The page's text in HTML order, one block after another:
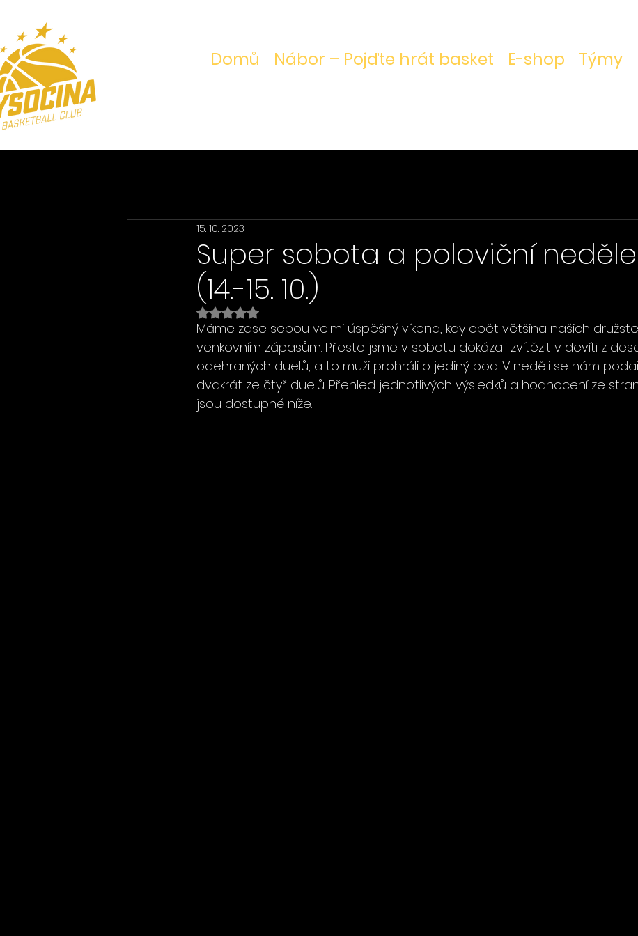
Domů Nábor – Pojďte hrát basket E-shop Týmy
Super sobota a poloviční neděle
(14.-15. 10.)
15. 10. 2023
Hodnoceno NaN z 5 hvězdiček.
Máme zase sebou velmi úspěšný víkend, kdy opět většina našich
venkovním zápasům. Přesto jsme v sobotu dokázali zvítězit v devíti z
odehraných duelů, a to muži prohráli o jediný bod. V neděli se nám
dvakrát ze čtyř duelů. Přehled jednotlivých výsledků a hodnocení ze
jsou dostupné níže.